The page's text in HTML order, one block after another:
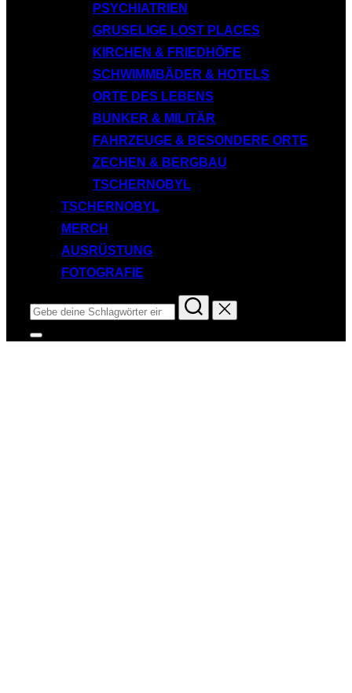
PSYCHIATRIEN
GRUSELIGE LOST PLACES
KIRCHEN & FRIEDHÖFE
SCHWIMMBÄDER & HOTELS
ORTE DES LEBENS
BUNKER & MILITÄR
FAHRZEUGE & BESONDERE ORTE
ZECHEN & BERGBAU
TSCHERNOBYL
TSCHERNOBYL
MERCH
AUSRÜSTUNG
FOTOGRAFIE
Suchen
nach:
Seitenleiste